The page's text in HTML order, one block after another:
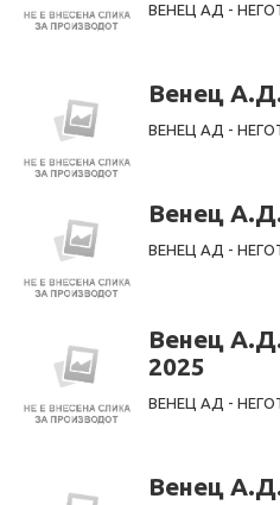
ВЕНЕЦ АД -
Венец
ВЕНЕЦ АД -
Венец
ВЕНЕЦ АД -
Венец
2025
ВЕНЕЦ АД -
Венец